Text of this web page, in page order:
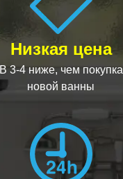
Низкая цена
В 3-4 ниже, чем покупка
новой ванны